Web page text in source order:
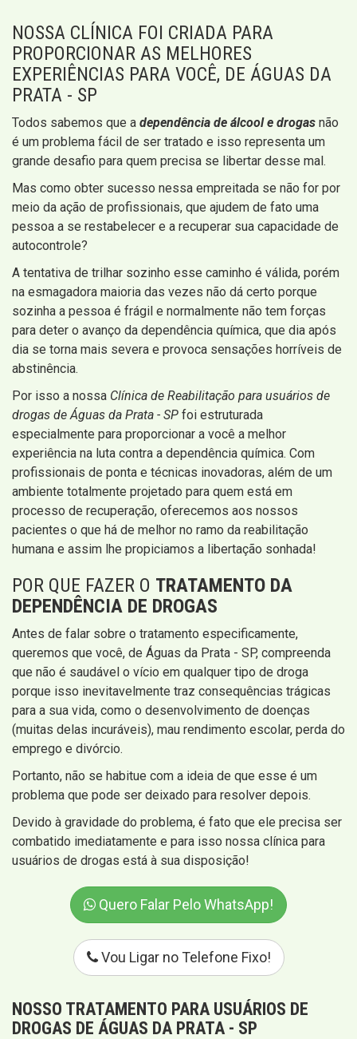
NOSSA CLÍNICA FOI CRIADA PARA
PROPORCIONAR AS MELHORES
EXPERIÊNCIAS PARA VOCÊ, DE ÁGUAS DA
PRATA - SP
Todos sabemos que a dependência de álcool e drogas não
é um problema fácil de ser tratado e isso representa um
grande desafio para quem precisa se libertar desse mal.
Mas como obter sucesso nessa empreitada se não for por
meio da ação de profissionais, que ajudem de fato uma
pessoa a se restabelecer e a recuperar sua capacidade de
autocontrole?
A tentativa de trilhar sozinho esse caminho é válida, porém
na esmagadora maioria das vezes não dá certo porque
sozinha a pessoa é frágil e normalmente não tem forças
para deter o avanço da dependência química, que dia após
dia se torna mais severa e provoca sensações horríveis de
abstinência.
Por isso a nossa Clínica de Reabilitação para usuários de
drogas de Águas da Prata - SP foi estruturada
especialmente para proporcionar a você a melhor
experiência na luta contra a dependência química. Com
profissionais de ponta e técnicas inovadoras, além de um
ambiente totalmente projetado para quem está em
processo de recuperação, oferecemos aos nossos
pacientes o que há de melhor no ramo da reabilitação
humana e assim lhe propiciamos a libertação sonhada!
POR QUE FAZER O TRATAMENTO DA
DEPENDÊNCIA DE DROGAS
Antes de falar sobre o tratamento especificamente,
queremos que você, de Águas da Prata - SP, compreenda
que não é saudável o vício em qualquer tipo de droga
porque isso inevitavelmente traz consequências trágicas
para a sua vida, como o desenvolvimento de doenças
(muitas delas incuráveis), mau rendimento escolar, perda do
emprego e divórcio.
Portanto, não se habitue com a ideia de que esse é um
problema que pode ser deixado para resolver depois.
Devido à gravidade do problema, é fato que ele precisa ser
combatido imediatamente e para isso nossa clínica para
usuários de drogas está à sua disposição!
Quero Falar Pelo WhatsApp!
Vou Ligar no Telefone Fixo!
NOSSO TRATAMENTO PARA USUÁRIOS DE
DROGAS DE ÁGUAS DA PRATA - SP